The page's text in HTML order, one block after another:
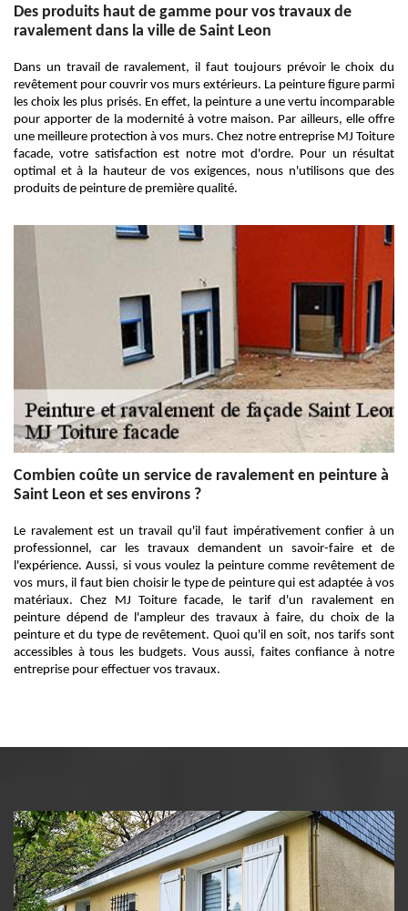
Des produits haut de gamme pour vos travaux de
ravalement dans la ville de Saint Leon
Dans un travail de ravalement, il faut toujours prévoir le choix du
revêtement pour couvrir vos murs extérieurs. La peinture figure parmi
les choix les plus prisés. En effet, la peinture a une vertu incomparable
pour apporter de la modernité à votre maison. Par ailleurs, elle offre
une meilleure protection à vos murs. Chez notre entreprise MJ Toiture
facade, votre satisfaction est notre mot d'ordre. Pour un résultat
optimal et à la hauteur de vos exigences, nous n'utilisons que des
produits de peinture de première qualité.
Combien coûte un service de ravalement en peinture à
Saint Leon et ses environs ?
Le ravalement est un travail qu'il faut impérativement confier à un
professionnel, car les travaux demandent un savoir-faire et de
l'expérience. Aussi, si vous voulez la peinture comme revêtement de
vos murs, il faut bien choisir le type de peinture qui est adaptée à vos
matériaux. Chez MJ Toiture facade, le tarif d'un ravalement en
peinture dépend de l'ampleur des travaux à faire, du choix de la
peinture et du type de revêtement. Quoi qu'il en soit, nos tarifs sont
accessibles à tous les budgets. Vous aussi, faites confiance à notre
entreprise pour effectuer vos travaux.